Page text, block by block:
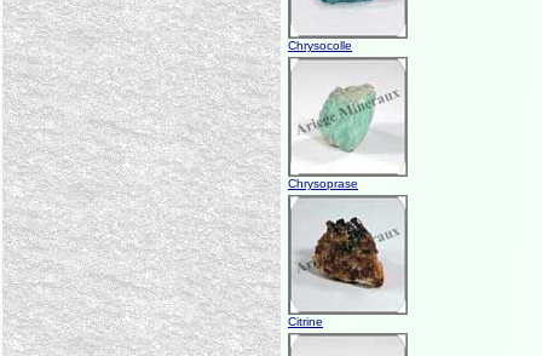
Chrysocolle
Chrysoprase
Citrine